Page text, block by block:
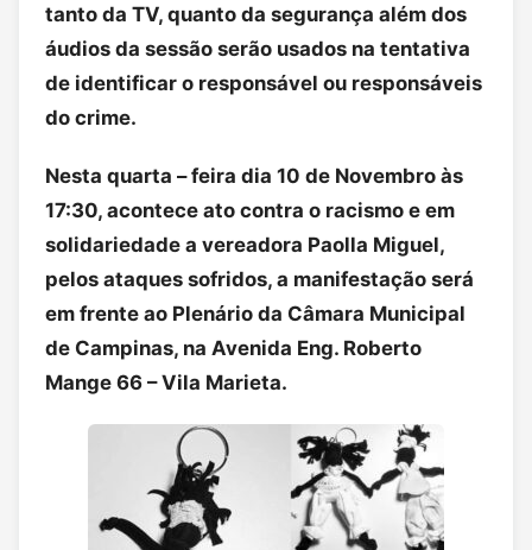
tanto da TV, quanto da segurança além dos
áudios da sessão serão usados na tentativa
de identificar o responsável ou responsáveis
do crime.
Nesta quarta – feira dia 10 de Novembro às
17:30, acontece ato contra o racismo e em
solidariedade a vereadora Paolla Miguel,
pelos ataques sofridos, a manifestação será
em frente ao Plenário da Câmara Municipal
de Campinas, na Avenida Eng. Roberto
Mange 66 – Vila Marieta.